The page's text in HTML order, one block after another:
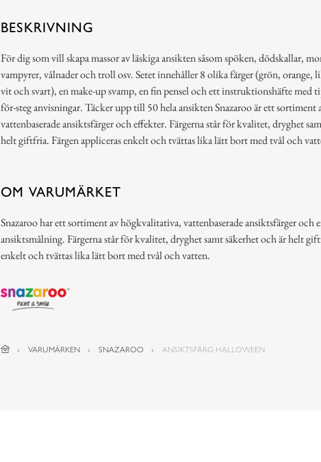
BESKRIVNING
För dig som vill skapa massor av läskiga ansikten såsom spöken, dödskallar,
vampyrer, vålnader och troll osv. Setet innehåller 8 olika färger (grön, orange,
vit och svart), en make-up svamp, en fin pensel och ett instruktionshäfte med
för-steg anvisningar. Täcker upp till 50 hela ansikten Snazaroo är ett sortiment
vattenbaserade ansiktsfärger och effekter. Färgerna står för kvalitet, dryghet
helt giftfria. Färgen appliceras enkelt och tvättas lika lätt bort med tvål och
OM VARUMÄRKET
Snazaroo har ett sortiment av högkvalitativa, vattenbaserade ansiktsfärger och
ansiktsmålning. Färgerna står för kvalitet, dryghet samt säkerhet och är helt
enkelt och tvättas lika lätt bort med tvål och vatten.
VARUMÄRKEN SNAZAROO ANSIKTSFÄRG HALLOWEEN